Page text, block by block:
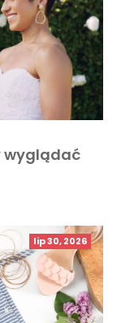
wyglądać
lip 30, 2026